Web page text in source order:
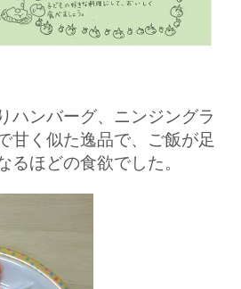
ハンバーグ、ニンジングラ
甘く似た逸品で、ご飯が足
るほどの食欲でした。